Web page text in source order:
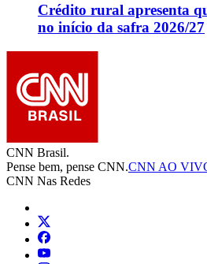
Crédito rural apresenta
no início da safra 2026/27
CNN Brasil.
Pense bem, pense CNN.CNN AO
CNN Nas Redes